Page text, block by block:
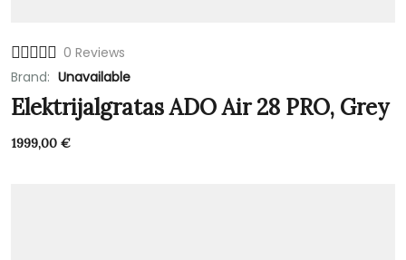
0 Reviews
Brand: Unavailable
Elektrijalgratas ADO Air 28 PRO, Grey
1999,00 €